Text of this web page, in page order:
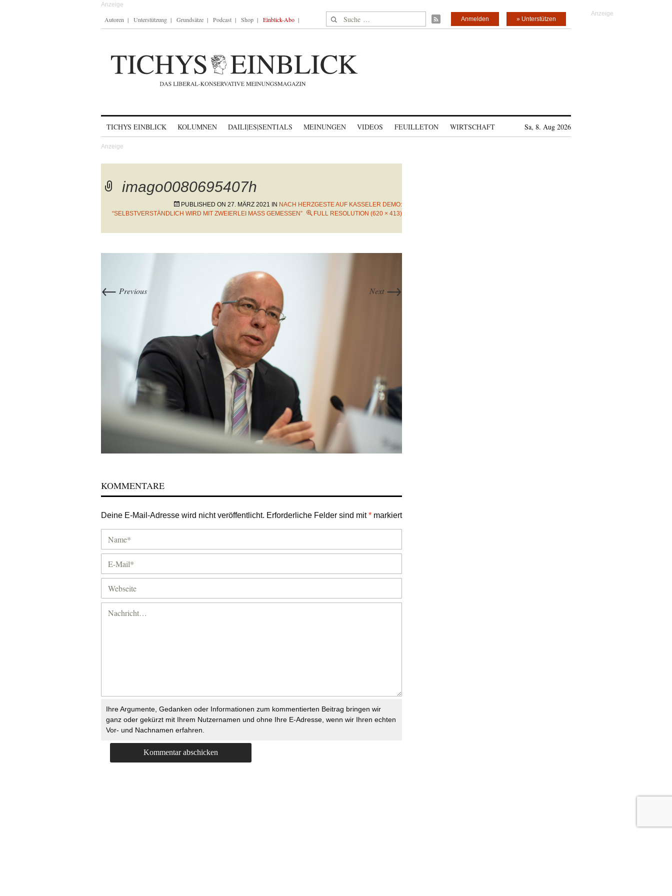
Autoren Unterstützung Grundsätze Podcast Shop Einblick-Abo Suche nach: » Unterstützen
Anmelden
TICHYS EINBLICK KOLUMNEN DAILI|ES|SENTIALS MEINUNGEN VIDEOS FEUILLETON WIRTSCHAFT Sa, 8. Aug 2026
imago0080695407h
PUBLISHED ON 27. MÄRZ 2021 IN NACH HERZGESTE AUF KASSELER DEMO:
“SELBSTVERSTÄNDLICH WIRD MIT ZWEIERLEI MASS GEMESSEN”
FULL RESOLUTION (620 × 413)
← Previous Next →
KOMMENTARE
Deine E-Mail-Adresse wird nicht veröffentlicht. Erforderliche Felder sind mit* markiert
Ihre Argumente, Gedanken oder Informationen zum kommentierten Beitrag bringen wir
ganz oder gekürzt mit Ihrem Nutzernamen und ohne Ihre E-Adresse, wenn wir Ihren echten
Vor- und Nachnamen erfahren.